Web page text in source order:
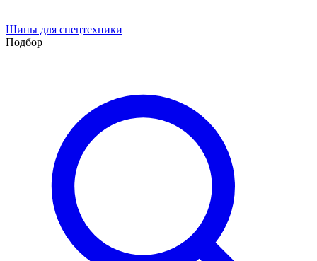
Шины для спецтехники
Подбор